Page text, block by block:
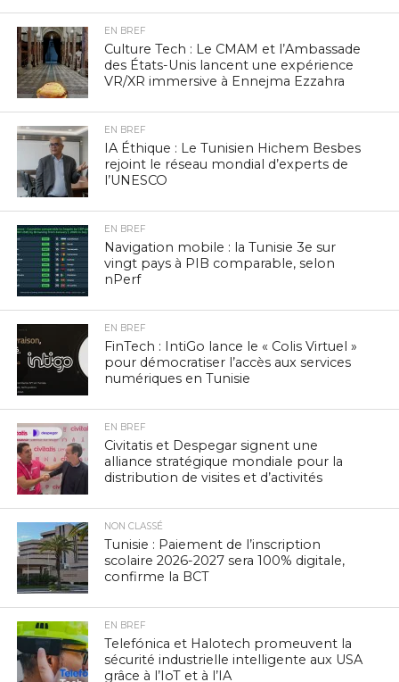
EN BREF
Culture Tech : Le CMAM et l’Ambassade
des États-Unis lancent une expérience
VR/XR immersive à Ennejma Ezzahra
EN BREF
IA Éthique : Le Tunisien Hichem Besbes
rejoint le réseau mondial d’experts de
l’UNESCO
EN BREF
Navigation mobile : la Tunisie 3e sur
vingt pays à PIB comparable, selon
nPerf
EN BREF
FinTech : IntiGo lance le « Colis Virtuel »
pour démocratiser l’accès aux services
numériques en Tunisie
EN BREF
Civitatis et Despegar signent une
alliance stratégique mondiale pour la
distribution de visites et d’activités
NON CLASSÉ
Tunisie : Paiement de l’inscription
scolaire 2026-2027 sera 100% digitale,
confirme la BCT
EN BREF
Telefónica et Halotech promeuvent la
sécurité industrielle intelligente aux USA
grâce à l’IoT et à l’IA